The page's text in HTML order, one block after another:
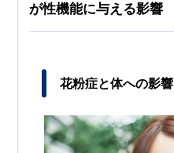
が性機能に与える影響
花粉症と体への影響